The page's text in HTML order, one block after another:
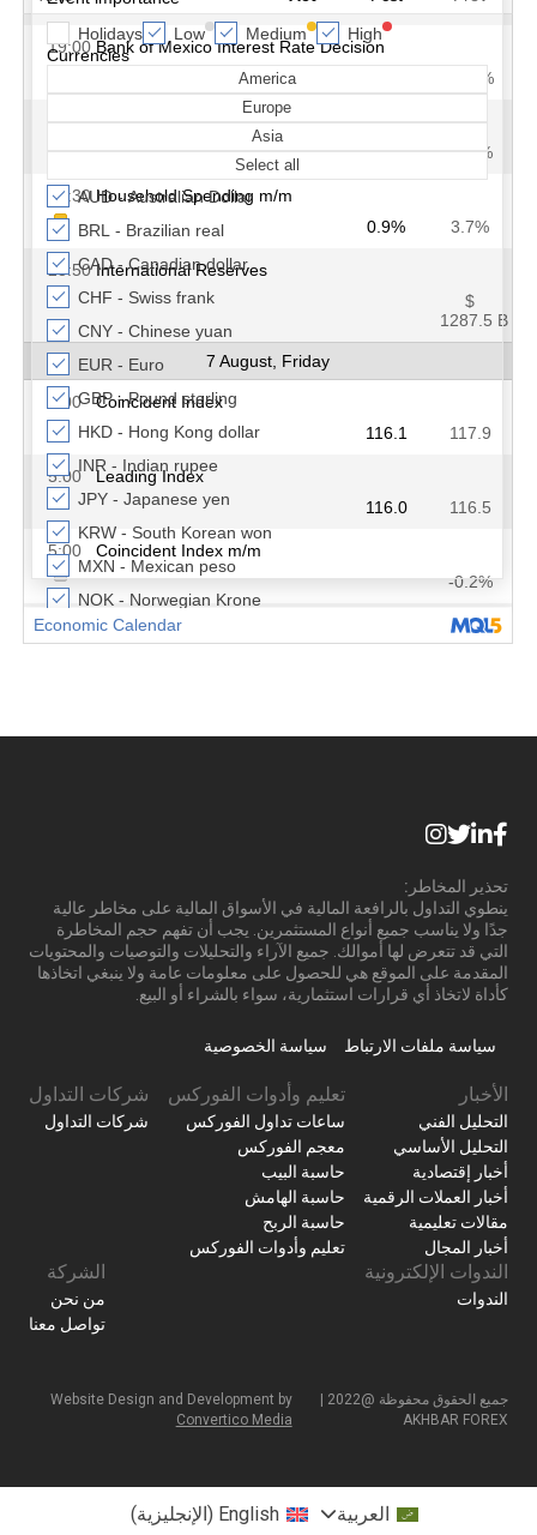
تحذير المخاطر:
ينطوي التداول بالرافعة المالية في الأسواق المالية على مخاطر عالية
جدًا ولا يناسب جميع أنواع المستثمرين. يجب أن تفهم حجم المخاطرة
التي قد تتعرض لها أموالك. جميع الآراء والتحليلات والتوصيات والمحتويات
المقدمة على الموقع هي للحصول على معلومات عامة ولا ينبغي اتخاذها
كأداة لاتخاذ أي قرارات استثمارية، سواء بالشراء أو البيع.
سياسة ملفات الارتباط سياسة الخصوصية
الأخبار
التحليل الفني
التحليل الأساسي
أخبار إقتصادية
أخبار العملات الرقمية
مقالات تعليمية
أخبار المجال
تعليم وأدوات الفوركس
ساعات تداول الفوركس
معجم الفوركس
حاسبة البيب
حاسبة الهامش
حاسبة الربح
تعليم وأدوات الفوركس
شركات التداول
شركات التداول
الندوات الإلكترونية
الندوات
الشركة
من نحن
تواصل معنا
جميع الحقوق محفوظة @2022 |
AKHBAR FOREX
Website Design and Development by
Convertico Media
العربية English
(الإنجليزية)